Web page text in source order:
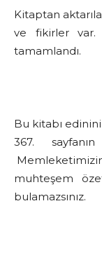
Kitaptan
ve fikirler var.
tamamlandı.
Bu kitabı
367.
muhteşem
bulamazsınız.